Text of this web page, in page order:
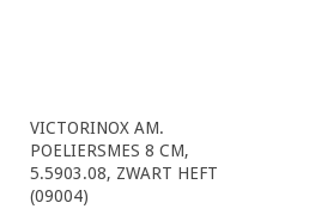
VICTORINOX AM.
POELIERSMES 8 CM,
5.5903.08, ZWART HEFT
(09004)